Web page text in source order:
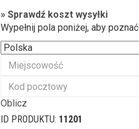
» Sprawdź koszt wysyłki
Wypełnij pola poniżej, aby
Oblicz
ID PRODUKTU: 11201